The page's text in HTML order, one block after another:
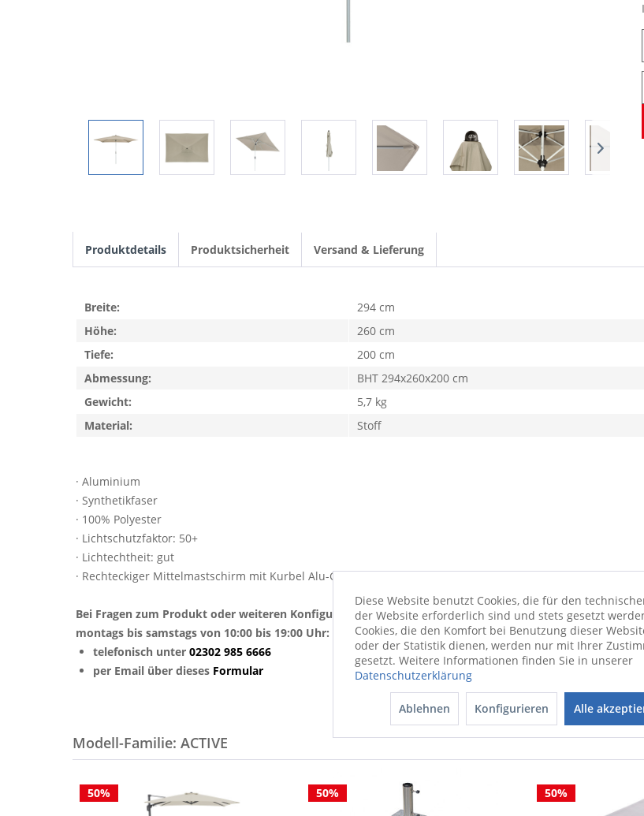
Produktdetails Produktsicherheit Versand & Lieferung
· Aluminium
· Synthetikfaser
· 100% Polyester
· Lichtschutzfaktor: 50+
· Lichtechtheit: gut
· Rechteckiger Mittelmastschirm mit Kurbel Alu-Gestell mit Designkurbel und Autoknick-Funktion
Bei Fragen zum Produkt oder weiteren Konfigurationswünschen beraten wir Sie gerne
montags bis samstags von 10:00 bis 19:00 Uhr:
telefonisch unter 02302 985 6666
per Email über dieses Formular
Breite:
294 cm
Höhe:
260 cm
Tiefe:
200 cm
Abmessung:
BHT 294x260x200 cm
Gewicht:
5,7 kg
Material:
Stoff
Modell-Familie: ACTIVE
50% 50% 50%
Diese Website benutzt Cookies, die für den
der Website erforderlich sind und stets gesetzt
Cookies, die den Komfort bei Benutzung dieser
oder der Statistik dienen, werden nur mit Ihrer
gesetzt. Weitere Informationen finden Sie in unserer
Datenschutzerklärung
Ablehnen Konfigurieren Alle